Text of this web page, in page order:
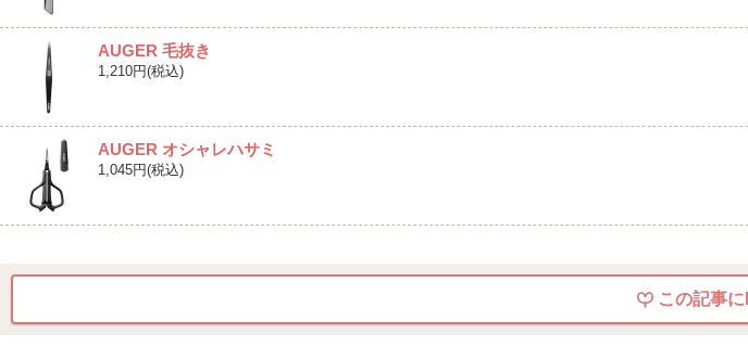
AUGER 毛抜き
1,210円(税込)
AUGER オシャレハサミ
1,045円(税込)
この記事に